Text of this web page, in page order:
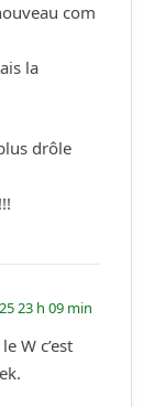
com
la
drôle
23 h 09 min
W c’est